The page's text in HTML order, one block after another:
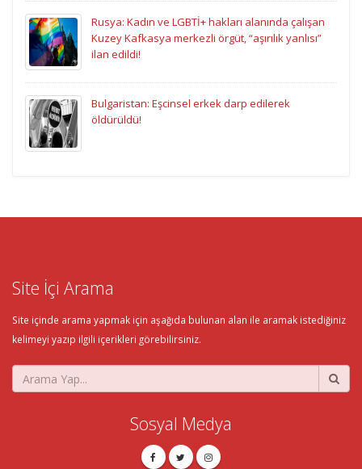
Rusya: Kadın ve LGBTİ+ hakları alanında çalışan
Kuzey Kafkasya merkezli örgüt, “aşırılık yanlısı”
ilan edildi!
Bulgaristan: Eşcinsel erkek darp edilerek
öldürüldü!
Site İçi Arama
Site içinde arama yapmak için aşağıda bulunan alan ile aramak istediğiniz
kelimeyi yazıp ilgili içerikleri görebilirsiniz.
Sosyal Medya